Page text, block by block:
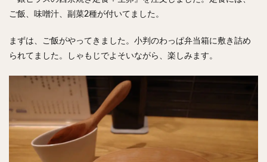
ご飯、味噌汁、副菜2種が付いてました。
まずは、ご飯がやってきました。小判のわっぱ弁当箱に敷き詰め
られてました。しゃもじでよそいながら、楽しみます。